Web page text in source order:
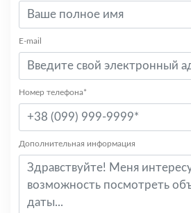
E-mail
Номер телефона*
Дополнительная информация